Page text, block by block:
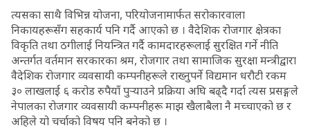
त्यसका साथै विभिन्न योजना, परियोजनामार्फत सरोकारवाला
निकायहरूसँग सहकार्य पनि गर्दै आएको छ । वैदेशिक रोजगार क्षेत्रका
विकृति तथा ठगीलाई नियन्त्रित गर्दै कामदारहरूलाई सुरक्षित गर्ने नीति
अन्तर्गत वर्तमान सरकारका श्रम, रोजगार तथा सामाजिक सुरक्षा मन्त्रीद्वारा
वैदेशिक रोजगार व्यवसायी कम्पनीहरूले राख्नुपर्ने विद्यमान धरौटी रकम
३० लाखलाई ६ करोड रुपैयाँ पुर्‍याउने प्रक्रिया अघि बढ्दै गर्दा त्यस प्रसङ्गले
नेपालका रोजगार व्यवसायी कम्पनीहरू माझ खैलाबैला नै मच्चाएको छ र
अहिले यो चर्चाको विषय पनि बनेको छ ।